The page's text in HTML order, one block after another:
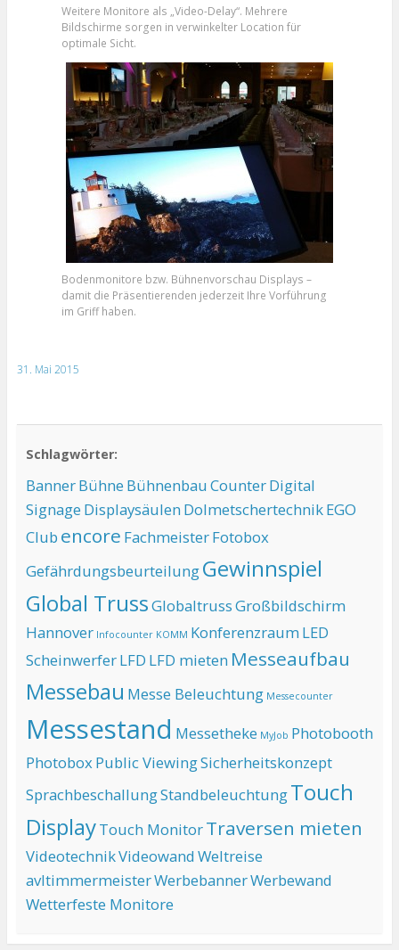
Weitere Monitore als „Video-Delay“. Mehrere
Bildschirme sorgen in verwinkelter Location für
optimale Sicht.
Bodenmonitore bzw. Bühnenvorschau Displays –
damit die Präsentierenden jederzeit Ihre Vorführung
im Griff haben.
31. Mai 2015
Schlagwörter:
BannerBühne BühnenbauCounterDigital
Signage DisplaysäulenDolmetschertechnikEGO
Club encore FachmeisterFotobox
GefährdungsbeurteilungGewinnspiel
Global TrussGlobaltrussGroßbildschirm
Hannover Infocounter KOMM KonferenzraumLED
ScheinwerferLFD LFD mieten Messeaufbau
Messebau Messe Beleuchtung Messecounter
Messestand Messetheke MyJob Photobooth
PhotoboxPublic ViewingSicherheitskonzept
SprachbeschallungStandbeleuchtungTouch
DisplayTouch MonitorTraversen mieten
VideotechnikVideowandWeltreise
avltimmermeisterWerbebannerWerbewand
Wetterfeste Monitore